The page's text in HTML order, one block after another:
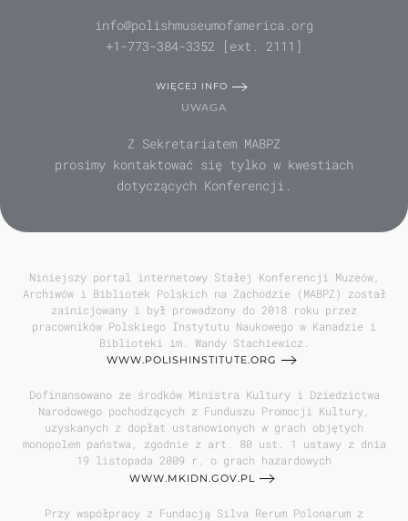
info@polishmuseumofamerica.org
+1-773-384-3352 [ext. 2111]
WIĘCEJ INFO
UWAGA
Z Sekretariatem MABPZ
prosimy kontaktować się tylko w kwestiach
dotyczących Konferencji.
Niniejszy portal internetowy Stałej Konferencji Muzeów,
Archiwów i Bibliotek Polskich na Zachodzie (MABPZ) został
zainicjowany i był prowadzony do 2018 roku przez
pracowników Polskiego Instytutu Naukowego w Kanadzie i
Biblioteki im. Wandy Stachiewicz.
WWW.POLISHINSTITUTE.ORG
Dofinansowano ze środków Ministra Kultury i Dziedzictwa
Narodowego pochodzących z Funduszu Promocji Kultury,
uzyskanych z dopłat ustanowionych w grach objętych
monopolem państwa, zgodnie z art. 80 ust. 1 ustawy z dnia
19 listopada 2009 r. o grach hazardowych
WWW.MKIDN.GOV.PL
Przy współpracy z Fundacją Silva Rerum Polonarum z